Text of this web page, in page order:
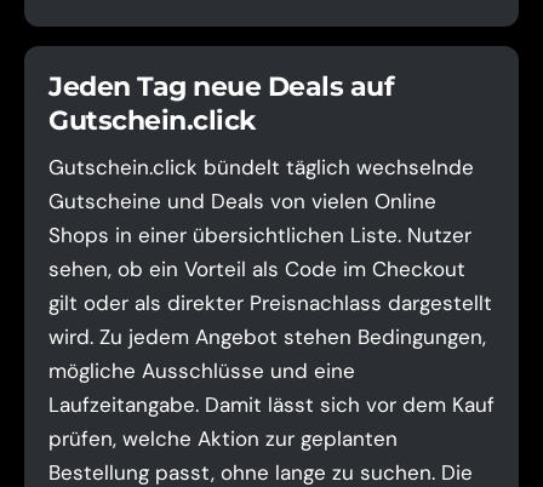
Jeden Tag neue Deals auf
Gutschein.click
Gutschein.click bündelt täglich wechselnde
Gutscheine und Deals von vielen Online
Shops in einer übersichtlichen Liste. Nutzer
sehen, ob ein Vorteil als Code im Checkout
gilt oder als direkter Preisnachlass dargestellt
wird. Zu jedem Angebot stehen Bedingungen,
mögliche Ausschlüsse und eine
Laufzeitangabe. Damit lässt sich vor dem Kauf
prüfen, welche Aktion zur geplanten
Bestellung passt, ohne lange zu suchen. Die